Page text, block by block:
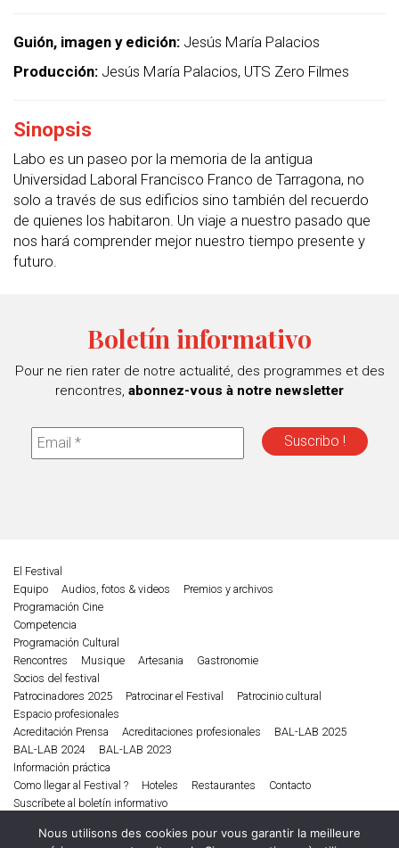
Guión, imagen y edición: Jesús María Palacios
Producción: Jesús María Palacios, UTS Zero Filmes
Sinopsis
Labo es un paseo por la memoria de la antigua
Universidad Laboral Francisco Franco de Tarragona, no
solo a través de sus edificios sino también del recuerdo
de quienes los habitaron. Un viaje a nuestro pasado que
nos hará comprender mejor nuestro tiempo presente y
futuro.
Boletín informativo
Pour ne rien rater de notre actualité, des programmes et des
rencontres, abonnez-vous à notre newsletter
El Festival
Equipo
Audios, fotos & videos
Premios y archivos
Programación Cine
Competencia
Programación Cultural
Rencontres
Musique Artesania
Gastronomie
Socios del festival
Patrocinadores 2025
Patrocinar el Festival
Patrocinio cultural
Espacio profesionales
Acreditación Prensa
Acreditaciones profesionales
BAL-LAB 2025
BAL-LAB 2024
BAL-LAB 2023
Información práctica
Como llegar al Festival ?
Hoteles Restaurantes
Contacto
Suscríbete al boletín informativo
Musique Literatura Debates conversatorio
Nous utilisons des cookies pour vous garantir la meilleure